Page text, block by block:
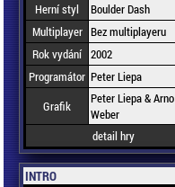
Herní styl
Boulder Dash
Multiplayer Bez multiplayeru
Rok vydání 2002
Programátor Peter Liepa
Grafik
Peter Liepa & Arno
Weber
detail hry
INTRO